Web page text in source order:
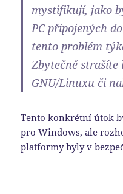
mystifikují, jako
PC připojených
tento problém
Zbytečně
GNU/Linuxu či
Tento konkrétní útok
pro Windows, ale
platformy byly v